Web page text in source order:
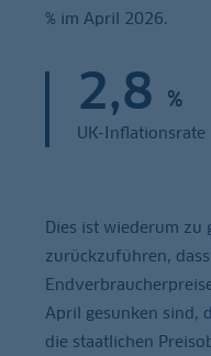
% im April 2026.
2,8 %
UK-Inflationsrate
Dies ist wiederum zu
zurückzuführen,
April gesunken sind,
die staatlichen